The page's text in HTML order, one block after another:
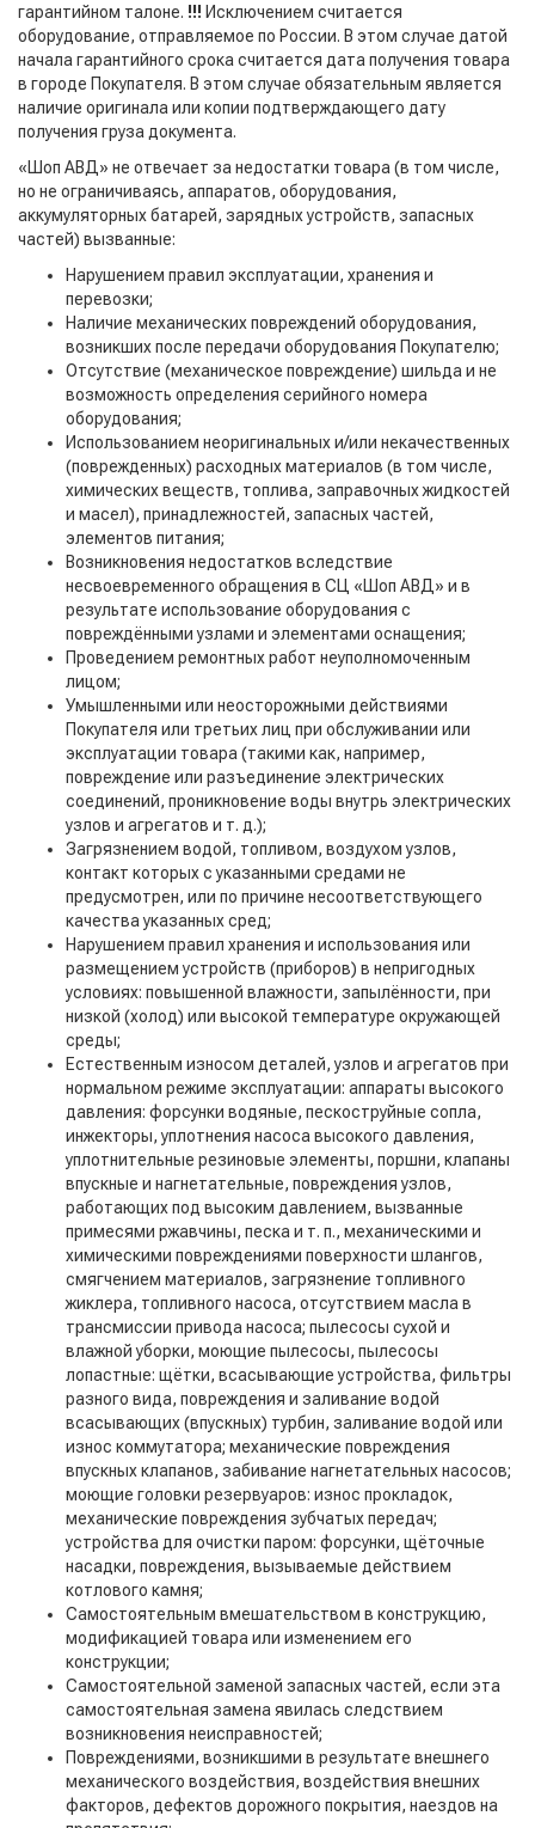
гарантийном талоне. !!! Исключением считается
оборудование, отправляемое по России. В этом случае датой
начала гарантийного срока считается дата получения товара
в городе Покупателя. В этом случае обязательным является
наличие оригинала или копии подтверждающего дату
получения груза документа.
«Шоп АВД» не отвечает за недостатки товара (в том числе,
но не ограничиваясь, аппаратов, оборудования,
аккумуляторных батарей, зарядных устройств, запасных
частей) вызванные:
Нарушением правил эксплуатации, хранения и
перевозки;
Наличие механических повреждений оборудования,
возникших после передачи оборудования Покупателю;
Отсутствие (механическое повреждение) шильда и не
возможность определения серийного номера
оборудования;
Использованием неоригинальных и/или некачественных
(поврежденных) расходных материалов (в том числе,
химических веществ, топлива, заправочных жидкостей
и масел), принадлежностей, запасных частей,
элементов питания;
Возникновения недостатков вследствие
несвоевременного обращения в СЦ «Шоп АВД» и в
результате использование оборудования с
повреждёнными узлами и элементами оснащения;
Проведением ремонтных работ неуполномоченным
лицом;
Умышленными или неосторожными действиями
Покупателя или третьих лиц при обслуживании или
эксплуатации товара (такими как, например,
повреждение или разъединение электрических
соединений, проникновение воды внутрь электрических
узлов и агрегатов и т. д.);
Загрязнением водой, топливом, воздухом узлов,
контакт которых с указанными средами не
предусмотрен, или по причине несоответствующего
качества указанных сред;
Нарушением правил хранения и использования или
размещением устройств (приборов) в непригодных
условиях: повышенной влажности, запылённости, при
низкой (холод) или высокой температуре окружающей
среды;
Естественным износом деталей, узлов и агрегатов при
нормальном режиме эксплуатации: аппараты высокого
давления: форсунки водяные, пескоструйные сопла,
инжекторы, уплотнения насоса высокого давления,
уплотнительные резиновые элементы, поршни, клапаны
впускные и нагнетательные, повреждения узлов,
работающих под высоким давлением, вызванные
примесями ржавчины, песка и т. п., механическими и
химическими повреждениями поверхности шлангов,
смягчением материалов, загрязнение топливного
жиклера, топливного насоса, отсутствием масла в
трансмиссии привода насоса; пылесосы сухой и
влажной уборки, моющие пылесосы, пылесосы
лопастные: щётки, всасывающие устройства, фильтры
разного вида, повреждения и заливание водой
всасывающих (впускных) турбин, заливание водой или
износ коммутатора; механические повреждения
впускных клапанов, забивание нагнетательных насосов;
моющие головки резервуаров: износ прокладок,
механические повреждения зубчатых передач;
устройства для очистки паром: форсунки, щёточные
насадки, повреждения, вызываемые действием
котлового камня;
Самостоятельным вмешательством в конструкцию,
модификацией товара или изменением его
конструкции;
Самостоятельной заменой запасных частей, если эта
самостоятельная замена явилась следствием
возникновения неисправностей;
Повреждениями, возникшими в результате внешнего
механического воздействия, воздействия внешних
факторов, дефектов дорожного покрытия, наездов на